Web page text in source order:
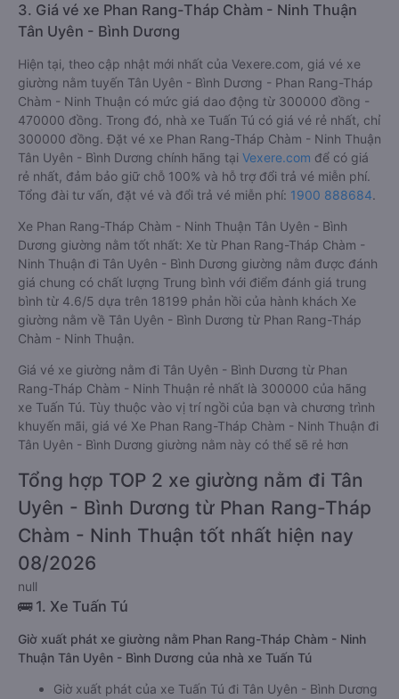
3. Giá vé xe Phan Rang-Tháp Chàm - Ninh Thuận
Tân Uyên - Bình Dương
Hiện tại, theo cập nhật mới nhất của Vexere.com, giá vé xe
giường nằm tuyến Tân Uyên - Bình Dương - Phan Rang-Tháp
Chàm - Ninh Thuận có mức giá dao động từ 300000 đồng -
470000 đồng. Trong đó, nhà xe Tuấn Tú có giá vé rẻ nhất, chỉ
300000 đồng. Đặt vé xe Phan Rang-Tháp Chàm - Ninh Thuận
Tân Uyên - Bình Dương chính hãng tại Vexere.com để có giá
rẻ nhất, đảm bảo giữ chỗ 100% và hỗ trợ đổi trả vé miễn phí.
Tổng đài tư vấn, đặt vé và đổi trả vé miễn phí: 1900 888684.
Xe Phan Rang-Tháp Chàm - Ninh Thuận Tân Uyên - Bình
Dương giường nằm tốt nhất: Xe từ Phan Rang-Tháp Chàm -
Ninh Thuận đi Tân Uyên - Bình Dương giường nằm được đánh
giá chung có chất lượng Trung bình với điểm đánh giá trung
bình từ 4.6/5 dựa trên 18199 phản hồi của hành khách Xe
giường nằm về Tân Uyên - Bình Dương từ Phan Rang-Tháp
Chàm - Ninh Thuận.
Giá vé xe giường nằm đi Tân Uyên - Bình Dương từ Phan
Rang-Tháp Chàm - Ninh Thuận rẻ nhất là 300000 của hãng
xe Tuấn Tú. Tùy thuộc vào vị trí ngồi của bạn và chương trình
khuyến mãi, giá vé Xe Phan Rang-Tháp Chàm - Ninh Thuận đi
Tân Uyên - Bình Dương giường nằm này có thể sẽ rẻ hơn
Tổng hợp TOP 2 xe giường nằm đi Tân
Uyên - Bình Dương từ Phan Rang-Tháp
Chàm - Ninh Thuận tốt nhất hiện nay
08/2026
null
🚌 1. Xe Tuấn Tú
Giờ xuất phát xe giường nằm Phan Rang-Tháp Chàm - Ninh
Thuận Tân Uyên - Bình Dương của nhà xe Tuấn Tú
Giờ xuất phát của xe Tuấn Tú đi Tân Uyên - Bình Dương